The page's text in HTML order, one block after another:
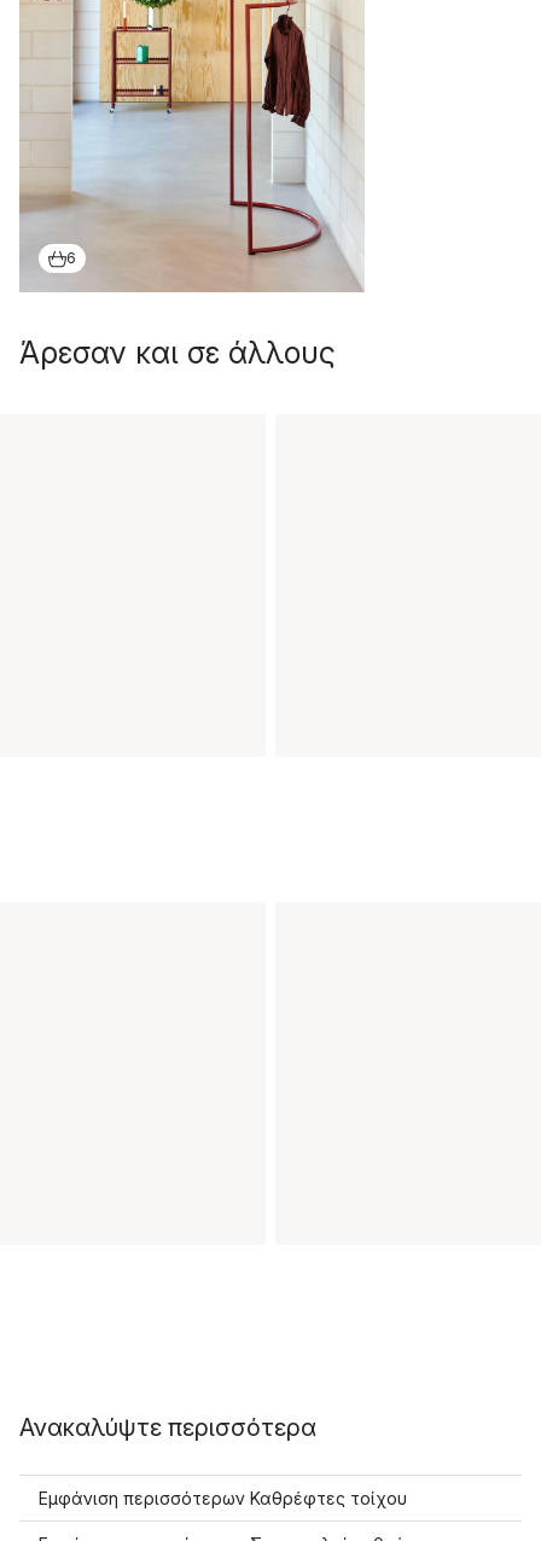
6
Άρεσαν και σε άλλους
Ανακαλύψτε περισσότερα
Εμφάνιση περισσότερων Καθρέφτες τοίχου